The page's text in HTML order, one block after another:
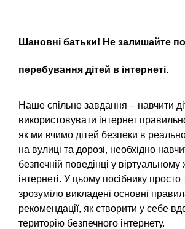
Шановні батьки! Не залишайте
перебування дітей в інтернеті.
Наше спільне завдання – навчити
використовувати інтернет
як ми вчимо дітей безпеки в
на вулиці та дорозі, необхідно
безпечній поведінці у віртуальному
інтернеті. У цьому посібнику просто
зрозуміло викладені основні
рекомендації, як створити у себе
територію безпечного інтернету.